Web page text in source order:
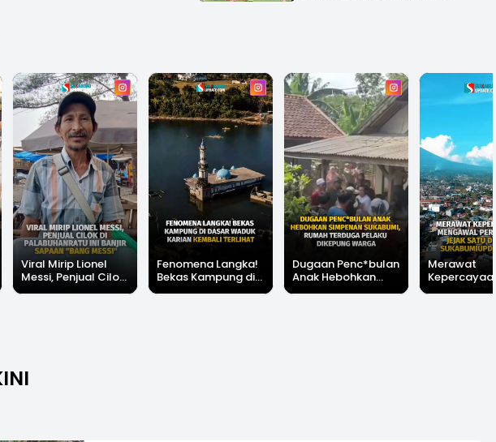
Viral Mirip Lionel
Messi, Penjual Cilok
di Palabuhanratu Ini
Fenomena Langka!
Bekas Kampung di
Dasar Waduk Karian
Dugaan Penc*bulan
Anak Hebohkan
Simpenan
Merawat
Kepercayaan,
Mengawal